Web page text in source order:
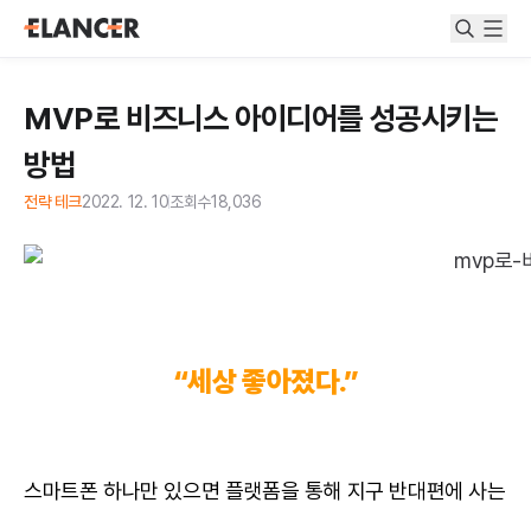
MVP로 비즈니스 아이디어를 성공시키는
방법
전략 테크2022. 12. 10조회수18,036
“세상 좋아졌다.”
스마트폰 하나만 있으면 플랫폼을 통해 지구 반대편에 사는